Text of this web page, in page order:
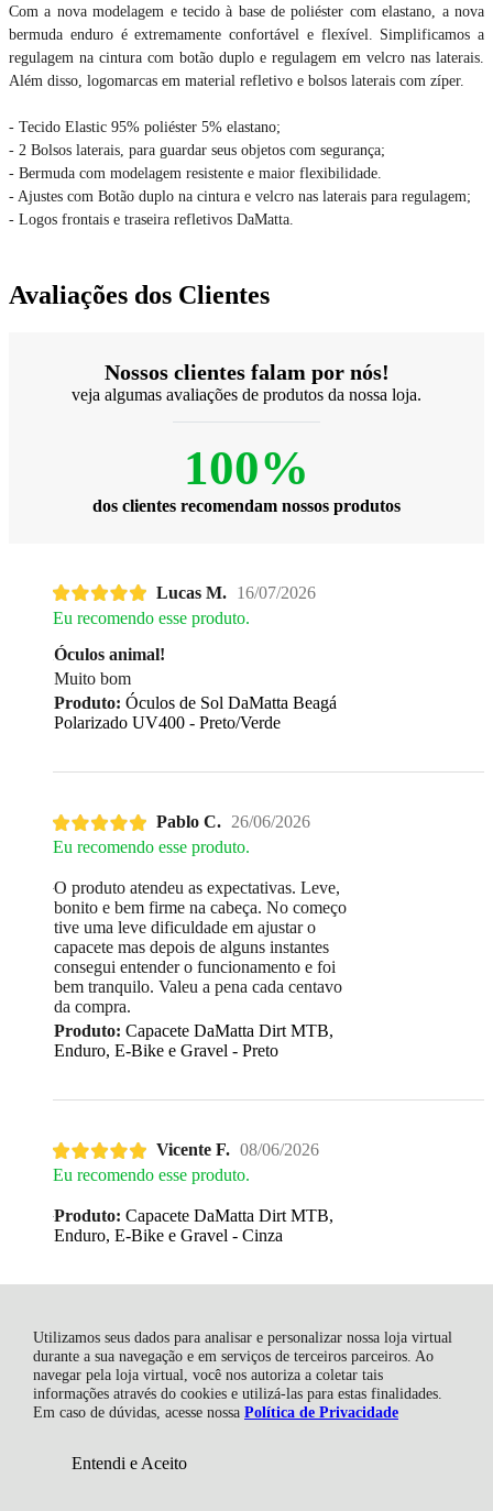
Utilizamos seus dados para analisar e personalizar nossa loja virtual
durante a sua navegação e em serviços de terceiros parceiros. Ao
navegar pela loja virtual, você nos autoriza a coletar tais
informações através do cookies e utilizá-las para estas finalidades.
Em caso de dúvidas, acesse nossa Política de Privacidade
Entendi e Aceito
Com a nova modelagem e tecido à base de poliéster com elastano, a nova
bermuda enduro é extremamente confortável e flexível. Simplificamos a
regulagem na cintura com botão duplo e regulagem em velcro nas laterais.
Além disso, logomarcas em material refletivo e bolsos laterais com zíper.
- Tecido Elastic 95% poliéster 5% elastano;
- 2 Bolsos laterais, para guardar seus objetos com segurança;
- Bermuda com modelagem resistente e maior flexibilidade.
- Ajustes com Botão duplo na cintura e velcro nas laterais para regulagem;
- Logos frontais e traseira refletivos DaMatta.
Avaliações dos Clientes
Nossos clientes falam por nós!
veja algumas avaliações de produtos da nossa loja.
100%
dos clientes recomendam nossos produtos
Lucas M. 16/07/2026
Eu recomendo esse produto.
Óculos animal!
Muito bom
Produto: Óculos de Sol DaMatta Beag
Polarizado UV400 - Preto/Verde
Pablo C. 26/06/2026
Eu recomendo esse produto.
O produto atendeu as expectativas. Leve,
bonito e bem firme na cabeça. No começo
tive uma leve dificuldade em ajustar o
capacete mas depois de alguns instantes
consegui entender o funcionamento e foi
bem tranquilo. Valeu a pena cada centavo
da compra.
Produto: Capacete DaMatta Dirt MTB,
Enduro, E-Bike e Gravel - Preto
Vicente F. 08/06/2026
Eu recomendo esse produto.
Produto: Capacete DaMatta Dirt MTB,
Enduro, E-Bike e Gravel - Cinza
Thiago M. 08/06/2026
Eu recomendo esse produto.
Luva top
Produto:Luva de Ciclismo Longa